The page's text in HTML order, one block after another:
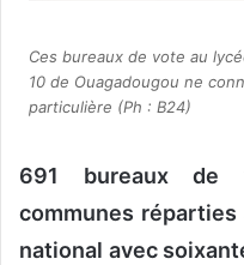
l
Ces bureaux de vote au
10 de Ouagadougou ne
particulière (Ph : B24)
691 bureaux de
communes
national avec